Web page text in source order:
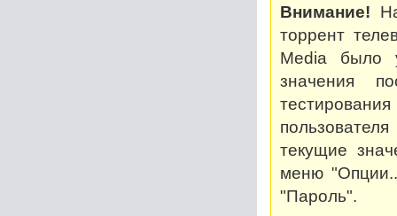
Внимание!
торрент
Media было
значения
текущие
меню
"Пароль".